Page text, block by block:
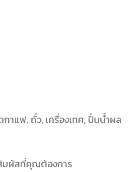
าแฟ. ถั่ว, เครื่องเทศ, ปั่นน้ำผล
สัมผัสที่คุณต้องการ